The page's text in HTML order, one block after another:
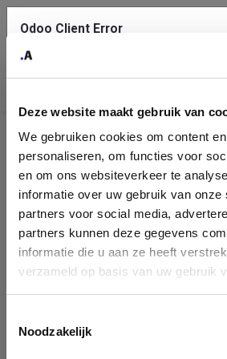
Deze website maakt gebruik van
We gebruiken cookies om content
personaliseren, om functies voor
en om ons websiteverkeer te
informatie over uw gebruik van onze
partners voor social media,
partners kunnen deze gegevens
informatie die u aan ze heeft
verzameld op basis van uw gebruik
Noodzakelijk
Company
Identification
Please fill in your company
You can search a company in our database
enterprise ID. When a company is selected
form. If you don't find your company in our
Odoo Client Error
service.
See details
Ok